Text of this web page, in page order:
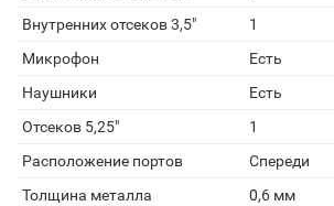
Внутренних отсеков 3,5"
1
Микрофон
Есть
Наушники
Есть
Отсеков 5,25"
1
Расположение портов
Спереди
Толщина металла
0,6 мм